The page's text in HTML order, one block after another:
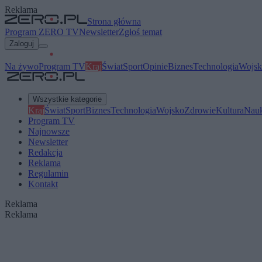
Reklama
Strona główna
Program ZERO TVNewsletterZgłoś temat
Zaloguj
Na żywoProgram TVKrajŚwiatSportOpinieBiznesTechnologia
Wszystkie kategorie
KrajŚwiatSportBiznesTechnologiaWojskoZdrowieKultura
Program TV
Najnowsze
Newsletter
Redakcja
Reklama
Regulamin
Kontakt
Reklama
Reklama